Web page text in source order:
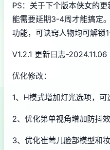
PS：关于下个版本侠女的
能需要延期3-4周才能搞定
功能，可诀窍人物均可解锁
V1.2.1 更新日志-2024.11.06
优化修改：
1、H模式增加灯光选项，可
2、优化第单视角增加防抖
3、优化崔莺儿脸部模型和